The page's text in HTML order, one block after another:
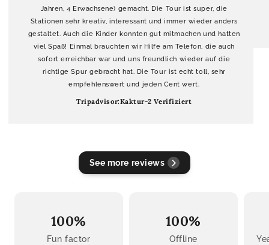
Jahren, 4 Erwachsene) gemacht. Die Tour ist super, die
Stationen sehr kreativ, interessant und immer wieder anders
gestaltet. Auch die Kinder konnten gut mitmachen und hatten
viel Spaß! Einmal brauchten wir Hilfe am Telefon, die auch
sofort erreichbar war und uns freundlich wieder auf die
richtige Spur gebracht hat. Die Tour ist echt toll, sehr
empfehlenswert und jeden Cent wert.
Tripadvisor:Kaktur-2 Verifiziert
See more reviews
100%
Fun factor
100%
Offline